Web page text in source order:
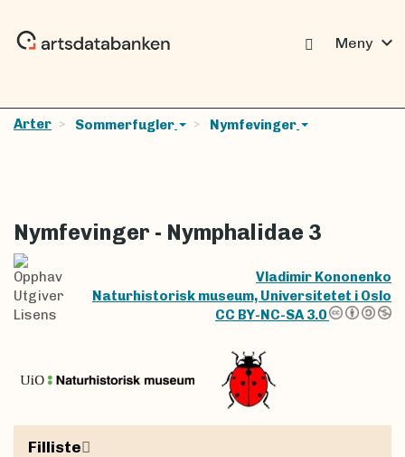
Meny expand_more
Arter Sommerfugler Nymfevinger
Nymfevinger - Nymphalidae 3
Opphav
Vladimir Kononenko
Utgiver
Naturhistorisk museum, Universitetet i Oslo
Lisens
CC BY-NC-SA 3.0
Filliste